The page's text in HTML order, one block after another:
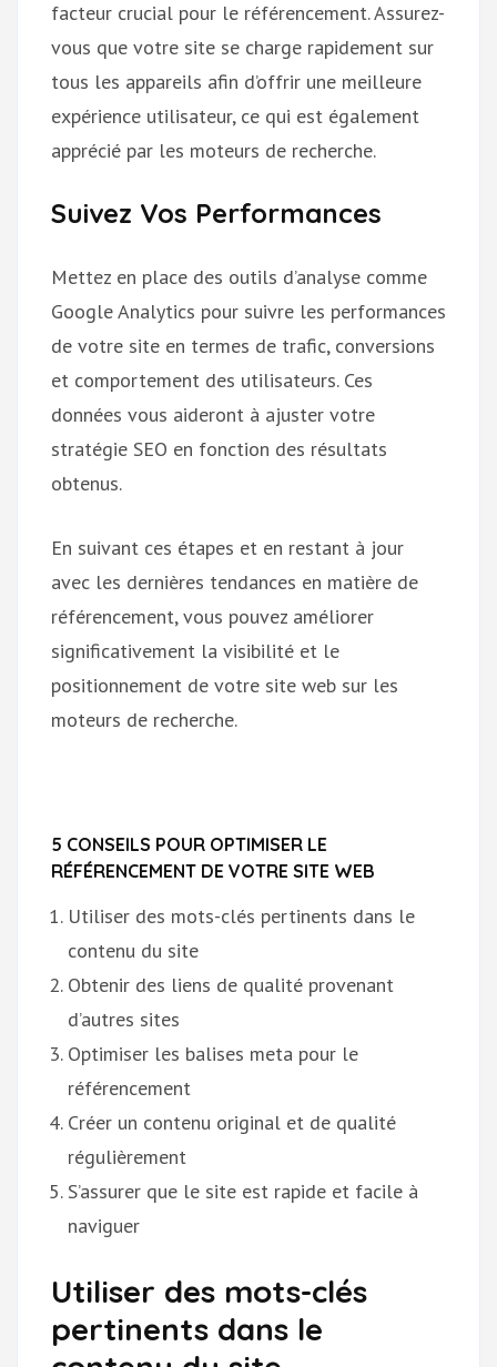
facteur crucial pour le référencement. Assurez-
vous que votre site se charge rapidement sur
tous les appareils afin d’offrir une meilleure
expérience utilisateur, ce qui est également
apprécié par les moteurs de recherche.
Suivez Vos Performances
Mettez en place des outils d’analyse comme
Google Analytics pour suivre les performances
de votre site en termes de trafic, conversions
et comportement des utilisateurs. Ces
données vous aideront à ajuster votre
stratégie SEO en fonction des résultats
obtenus.
En suivant ces étapes et en restant à jour
avec les dernières tendances en matière de
référencement, vous pouvez améliorer
significativement la visibilité et le
positionnement de votre site web sur les
moteurs de recherche.
5 CONSEILS POUR OPTIMISER LE
RÉFÉRENCEMENT DE VOTRE SITE WEB
Utiliser des mots-clés pertinents dans le
contenu du site
Obtenir des liens de qualité provenant
d’autres sites
Optimiser les balises meta pour le
référencement
Créer un contenu original et de qualité
régulièrement
S’assurer que le site est rapide et facile à
naviguer
Utiliser des mots-clés
pertinents dans le